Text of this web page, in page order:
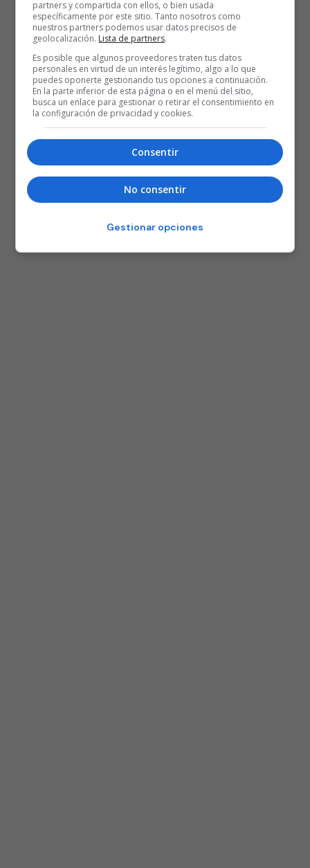
partners y compartida con ellos, o bien usada
específicamente por este sitio. Tanto nosotros como
nuestros partners podemos usar datos precisos de
geolocalización. Lista de partners.
Es posible que algunos proveedores traten tus datos
personales en virtud de un interés legítimo, algo a lo que
puedes oponerte gestionando tus opciones a continuación.
En la parte inferior de esta página o en el menú del sitio,
busca un enlace para gestionar o retirar el consentimiento en
la configuración de privacidad y cookies.
Consentir
No consentir
Gestionar opciones